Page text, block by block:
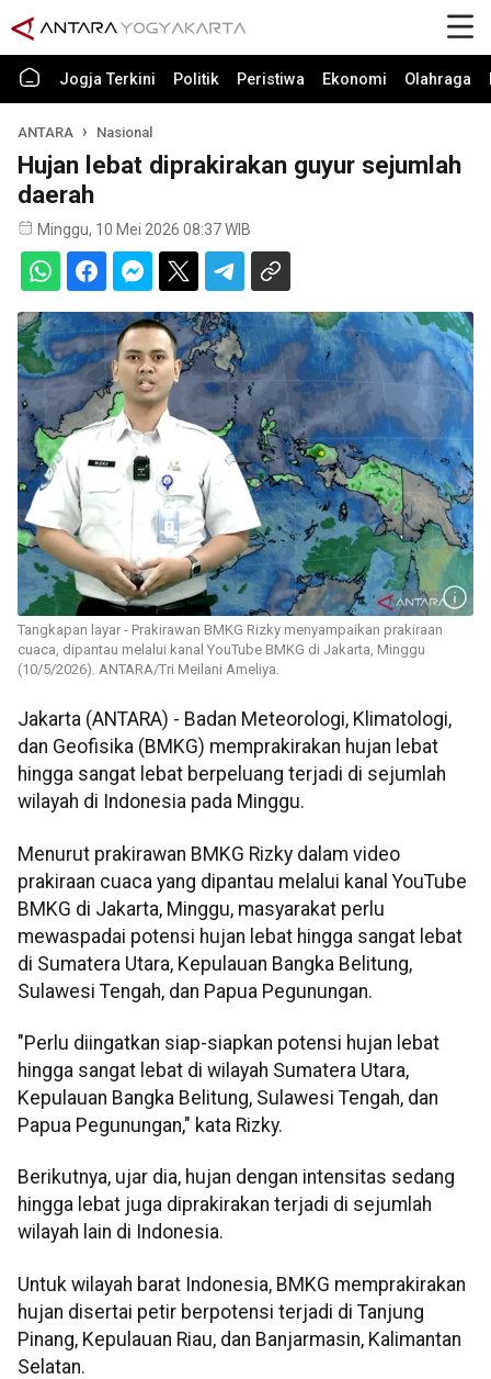
Jogja Terkini Politik Peristiwa Ekonomi Olahraga
ANTARA Nasional
Hujan lebat diprakirakan guyur sejumlah
daerah
Minggu, 10 Mei 2026 08:37 WIB
Tangkapan layar - Prakirawan BMKG Rizky menyampaikan prakiraan
cuaca, dipantau melalui kanal YouTube BMKG di Jakarta, Minggu
(10/5/2026). ANTARA/Tri Meilani Ameliya.
Jakarta (ANTARA) - Badan Meteorologi, Klimatologi,
dan Geofisika (BMKG) memprakirakan hujan lebat
hingga sangat lebat berpeluang terjadi di sejumlah
wilayah di Indonesia pada Minggu.
Menurut prakirawan BMKG Rizky dalam video
prakiraan cuaca yang dipantau melalui kanal YouTube
BMKG di Jakarta, Minggu, masyarakat perlu
mewaspadai potensi hujan lebat hingga sangat lebat
di Sumatera Utara, Kepulauan Bangka Belitung,
Sulawesi Tengah, dan Papua Pegunungan.
"Perlu diingatkan siap-siapkan potensi hujan lebat
hingga sangat lebat di wilayah Sumatera Utara,
Kepulauan Bangka Belitung, Sulawesi Tengah, dan
Papua Pegunungan," kata Rizky.
Berikutnya, ujar dia, hujan dengan intensitas sedang
hingga lebat juga diprakirakan terjadi di sejumlah
wilayah lain di Indonesia.
Untuk wilayah barat Indonesia, BMKG memprakirakan
hujan disertai petir berpotensi terjadi di Tanjung
Pinang, Kepulauan Riau, dan Banjarmasin, Kalimantan
Selatan.